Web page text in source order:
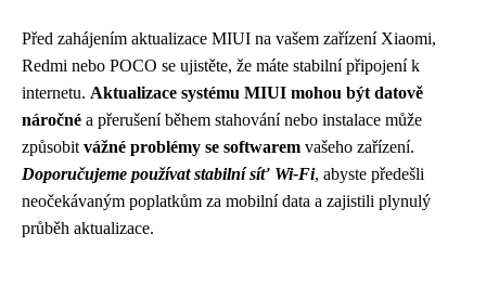
Před zahájením aktualizace MIUI na vašem zařízení Xiaomi,
Redmi nebo POCO se ujistěte, že máte stabilní připojení k
internetu. Aktualizace systému MIUI mohou být datově
náročné a přerušení během stahování nebo instalace může
způsobit vážné problémy se softwarem vašeho zařízení.
Doporučujeme používat stabilní síť Wi-Fi, abyste předešli
neočekávaným poplatkům za mobilní data a zajistili plynulý
průběh aktualizace.